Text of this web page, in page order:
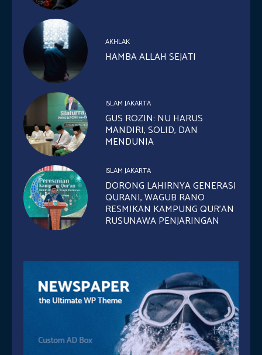
AKHLAK
HAMBA ALLAH SEJATI
ISLAM JAKARTA
GUS ROZIN: NU HARUS
MANDIRI, SOLID, DAN
MENDUNIA
ISLAM JAKARTA
DORONG LAHIRNYA GENERASI
QURANI, WAGUB RANO
RESMIKAN KAMPUNG QUR’AN
RUSUNAWA PENJARINGAN